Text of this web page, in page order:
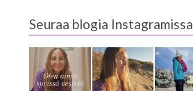
Seuraa blogia Instagramissa